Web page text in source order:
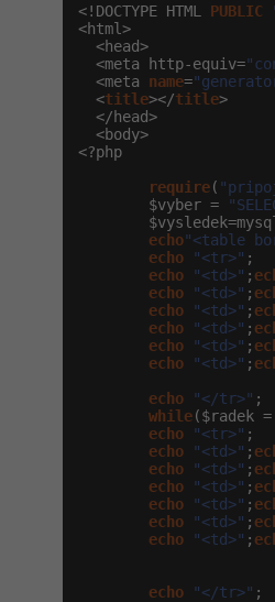
MS Office -80%
Google Dokumenty
Time management
Kybernetická
Fórum
Fotografování -80%
Video
Ostatní
Fórum
<!DOCTYPE HTML PUBLIC
<html>
  <head>
  <meta http-equiv=
  <meta
name=
  <
title></title>
  </head>
  <body>
<?php
require(
        $vyber =
echo"<table
echo
"<tr>" ;
echo
"<td>" ;
echo
"<td>" ;
echo
"<td>" ;
echo
"<td>" ;
echo
"<td>" ;
echo
"<td>" ;
echo
"</tr>" ;
while($radek
echo
"<tr>" ;
echo
"<td>" ;
echo
"<td>" ;
echo
"<td>" ;
echo
"<td>" ;
echo
"<td>" ;
echo
"<td>" ;
echo "</tr>" ;